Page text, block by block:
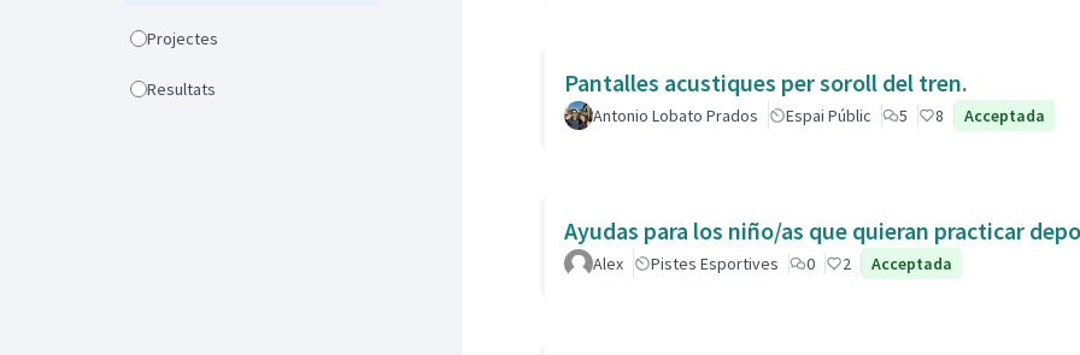
Projectes
Resultats Pantalles acustiques per soroll del tren.
Antonio Lobato Prados Espai Públic 5 8 Acceptada
Ayudas para los niño/as que quieran practicar
Alex Pistes Esportives 0 2 Acceptada